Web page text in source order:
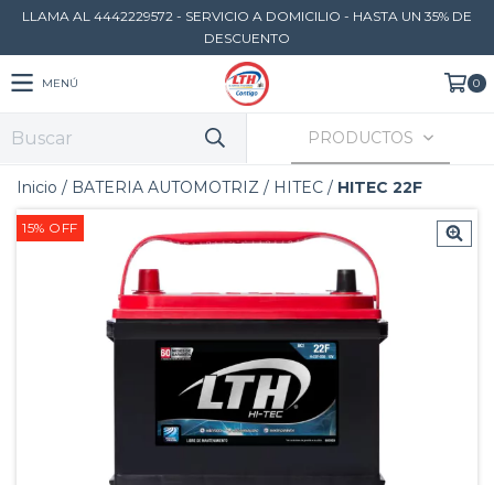
LLAMA AL 4442229572 - SERVICIO A DOMICILIO - HASTA UN 35% DE
DESCUENTO
MENÚ 0
PRODUCTOS
Inicio / BATERIA AUTOMOTRIZ / HITEC / HITEC 22F
15% OFF